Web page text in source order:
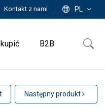
Kontakt z nami PL
B2B
Następny produkt